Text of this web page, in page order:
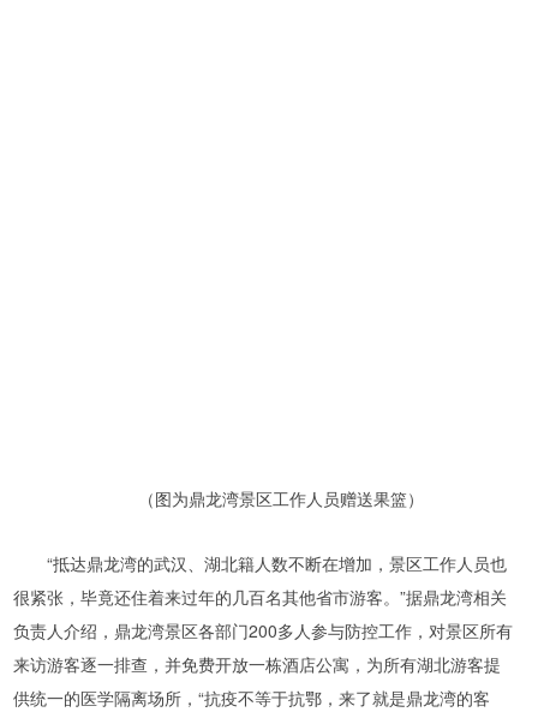
（图为鼎龙湾景区工作人员赠送果篮）
“抵达鼎龙湾的武汉、湖北籍人数不断在增加，景区工作人员也
很紧张，毕竟还住着来过年的几百名其他省市游客。”据鼎龙湾相关
负责人介绍，鼎龙湾景区各部门200多人参与防控工作，对景区所有
来访游客逐一排查，并免费开放一栋酒店公寓，为所有湖北游客提
供统一的医学隔离场所，“抗疫不等于抗鄂，来了就是鼎龙湾的客